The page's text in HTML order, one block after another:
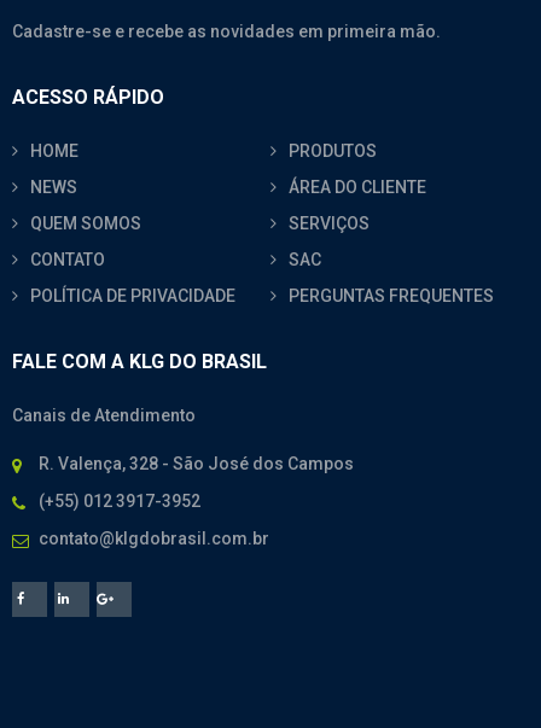
Cadastre-se e recebe as novidades em primeira mão.
ACESSO RÁPIDO
HOME
PRODUTOS
NEWS
ÁREA DO CLIENTE
QUEM SOMOS
SERVIÇOS
CONTATO
SAC
POLÍTICA DE PRIVACIDADE
PERGUNTAS FREQUENTES
FALE COM A KLG DO BRASIL
Canais de Atendimento
R. Valença, 328 - São José dos Campos
(+55) 012 3917-3952
contato@klgdobrasil.com.br